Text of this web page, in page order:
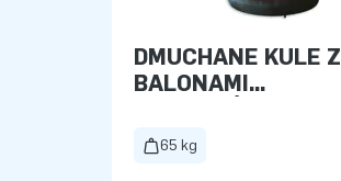
DMUCHANE KULE Z
BALONAMI
65 kg